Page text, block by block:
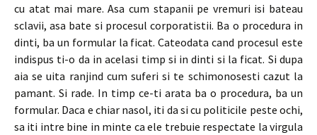
cu atat mai mare. Asa cum stapanii pe vremuri isi bateau
sclavii, asa bate si procesul corporatistii. Ba o procedura in
dinti, ba un formular la ficat. Cateodata cand procesul este
indispus ti-o da in acelasi timp si in dinti si la ficat. Si dupa
aia se uita ranjind cum suferi si te schimonosesti cazut la
pamant. Si rade. In timp ce-ti arata ba o procedura, ba un
formular. Daca e chiar nasol, iti da si cu politicile peste ochi,
sa iti intre bine in minte ca ele trebuie respectate la virgula